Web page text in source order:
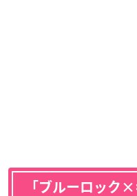
「ブルーロック